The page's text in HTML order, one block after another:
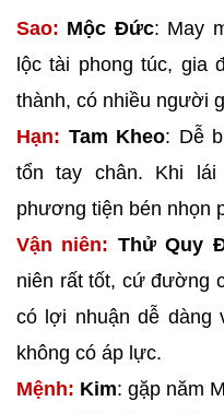
Sao: Mộc Đức: May
lộc tài phong túc, gia
thành, có nhiều người
Hạn: Tam Kheo: Dễ
tổn tay chân. Khi
phương tiện bén nhọn
Vận niên: Thử Quy
niên rất tốt, cứ đường
có lợi nhuận dễ dàng
không có áp lực.
Mệnh: Kim: gặp năm